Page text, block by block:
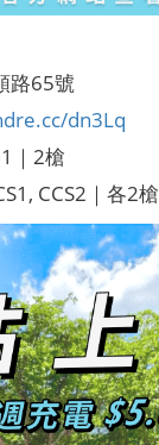
路65號
dn3Lq
｜2槍
CCS2｜各2槍